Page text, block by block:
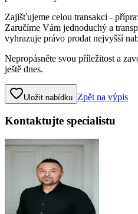
Zajišťujeme celou transakci -
Zaručíme Vám jednoduchý a
vyhrazuje právo prodat nejvyšší
Nepropásněte svou příležitost a
ještě dnes.
Uložit nabídku Zpět na výpis
Kontaktujte specialistu